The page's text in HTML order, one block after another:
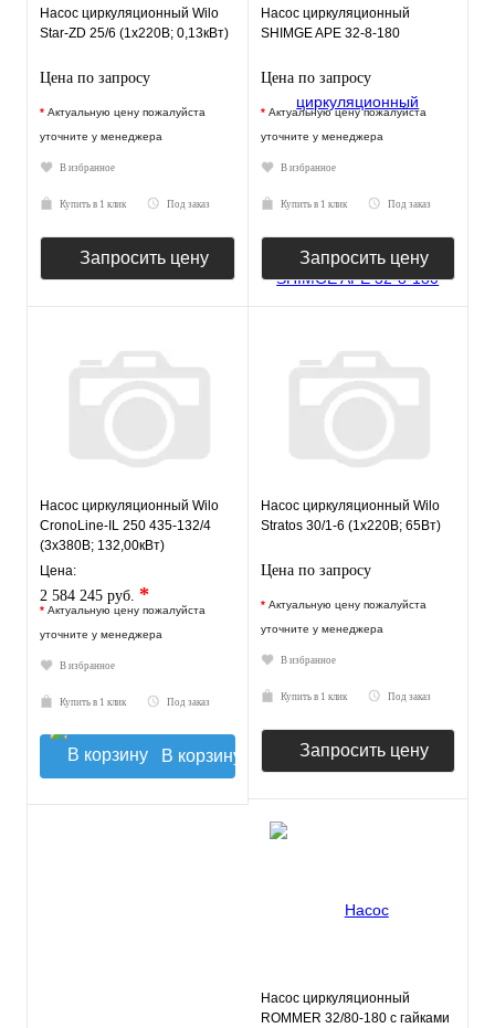
Насос циркуляционный Wilo
Star-ZD 25/6 (1х220В; 0,13кВт)
Цена по запросу
* Актуальную цену пожалуйста
уточните у менеджера
В избранное
Купить в 1 клик Под заказ
Запросить цену
Насос циркуляционный
SHIMGE APE 32-8-180
Цена по запросу
* Актуальную цену пожалуйста
уточните у менеджера
В избранное
Купить в 1 клик Под заказ
Запросить цену
Насос циркуляционный Wilo
CronoLine-IL 250 435-132/4
(3х380В; 132,00кВт)
Цена:
2 584 245 руб. *
* Актуальную цену пожалуйста
уточните у менеджера
В избранное
Купить в 1 клик Под заказ
В корзину
Насос циркуляционный Wilo
Stratos 30/1-6 (1х220В; 65Вт)
Цена по запросу
* Актуальную цену пожалуйста
уточните у менеджера
В избранное
Купить в 1 клик Под заказ
Запросить цену
Насос циркуляционный
ROMMER 32/80-180 с гайками